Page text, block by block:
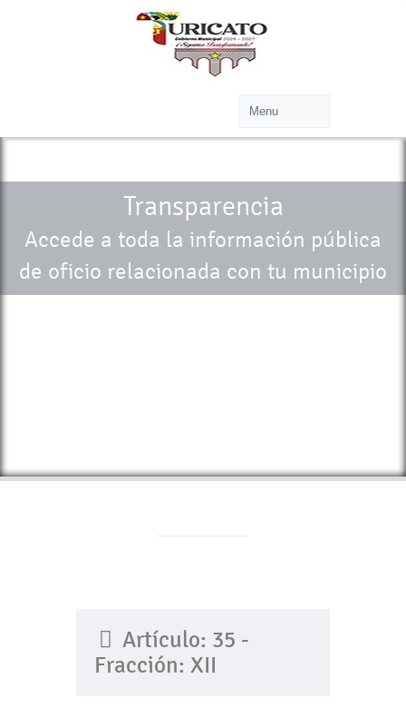
Transparencia
Accede a toda la información pública
de oficio relacionada con tu municipio
Artículo: 35 -
Fracción: XII